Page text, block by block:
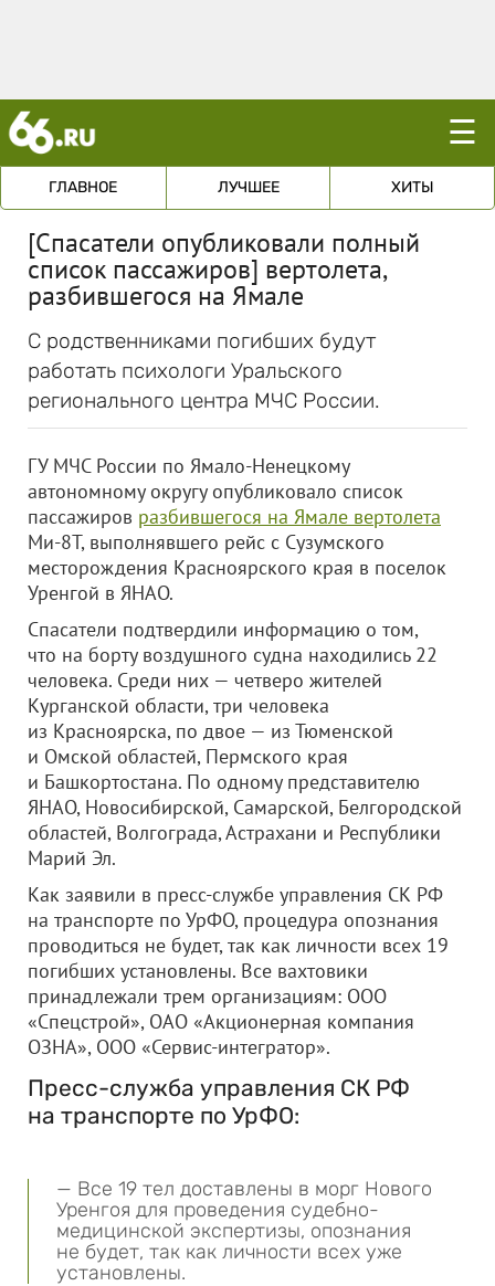
☰
ГЛАВНОЕ ЛУЧШЕЕ ХИТЫ
[Спасатели опубликовали полный
список пассажиров] вертолета,
разбившегося на Ямале
С родственниками погибших будут
работать психологи Уральского
регионального центра МЧС России.
ГУ МЧС России по Ямало-Ненецкому
автономному округу опубликовало список
пассажиров разбившегося на Ямале вертолета
Ми-8Т, выполнявшего рейс с Сузумского
месторождения Красноярского края в поселок
Уренгой в ЯНАО.
Спасатели подтвердили информацию о том,
что на борту воздушного судна находились 22
человека. Среди них — четверо жителей
Курганской области, три человека
из Красноярска, по двое — из Тюменской
и Омской областей, Пермского края
и Башкортостана. По одному представителю
ЯНАО, Новосибирской, Самарской, Белгородской
областей, Волгограда, Астрахани и Республики
Марий Эл.
Как заявили в пресс-службе управления СК РФ
на транспорте по УрФО, процедура опознания
проводиться не будет, так как личности всех 19
погибших установлены. Все вахтовики
принадлежали трем организациям: ООО
«Спецстрой», ОАО «Акционерная компания
ОЗНА», ООО «Сервис-интегратор».
Пресс-служба управления СК РФ
на транспорте по УрФО:
— Все 19 тел доставлены в морг Нового
Уренгоя для проведения судебно-
медицинской экспертизы, опознания
не будет, так как личности всех уже
установлены.